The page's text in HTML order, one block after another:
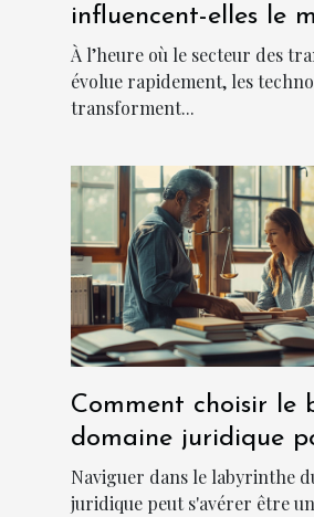
influencent-elles le
chauffeur ?
À l’heure où le secteur des
évolue rapidement, les
transforment...
Comment choisir le
domaine juridique
cas ?
Naviguer dans le labyrinthe
juridique peut s'avérer être